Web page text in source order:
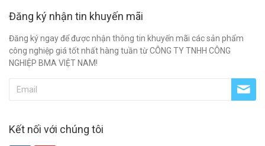
Đăng ký nhận tin khuyến mãi
Đăng ký ngay để được nhận thông tin khuyến mãi các sản phẩm
công nghiệp giá tốt nhất hàng tuần từ CÔNG TY TNHH CÔNG
NGHIỆP BMA VIỆT NAM!
Kết nối với chúng tôi